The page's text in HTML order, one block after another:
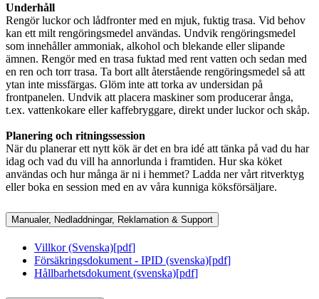
Underhåll
Rengör luckor och lådfronter med en mjuk, fuktig trasa. Vid behov
kan ett milt rengöringsmedel användas. Undvik rengöringsmedel
som innehåller ammoniak, alkohol och blekande eller slipande
ämnen. Rengör med en trasa fuktad med rent vatten och sedan med
en ren och torr trasa. Ta bort allt återstående rengöringsmedel så att
ytan inte missfärgas. Glöm inte att torka av undersidan på
frontpanelen. Undvik att placera maskiner som producerar ånga,
t.ex. vattenkokare eller kaffebryggare, direkt under luckor och skåp.
Planering och ritningssession
När du planerar ett nytt kök är det en bra idé att tänka på vad du har
idag och vad du vill ha annorlunda i framtiden. Hur ska köket
användas och hur många är ni i hemmet? Ladda ner vårt ritverktyg
eller boka en session med en av våra kunniga köksförsäljare.
Manualer, Nedladdningar, Reklamation & Support
Villkor (Svenska)[pdf]
Försäkringsdokument - IPID (svenska)[pdf]
Hållbarhetsdokument (svenska)[pdf]